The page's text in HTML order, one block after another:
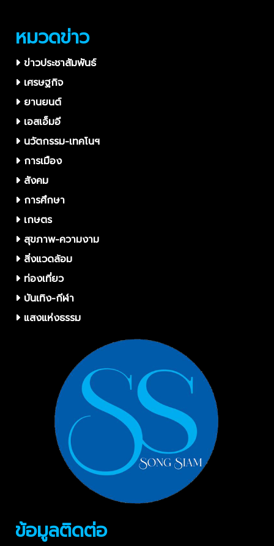
หมวดข่าว
ข่าวประชาสัมพันธ์
เศรษฐกิจ
ยานยนต์
เอสเอ็มอี
นวัตกรรม-เทคโนฯ
การเมือง
สังคม
การศึกษา
เกษตร
สุขภาพ-ความงาม
สิ่งแวดล้อม
ท่องเที่ยว
บันเทิง-กีฬา
แสงแห่งธรรม
ข้อมูลติดต่อ